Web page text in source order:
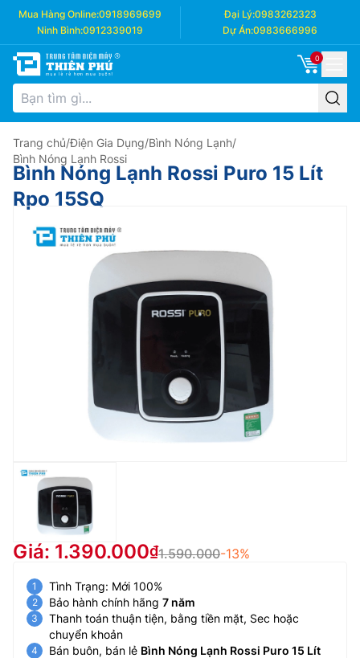
Mua Hàng Online:0918969699 Đại Lý:0983262323
Ninh Bình:0912339019 Dự Án:0983666996
0
Trang chủ/Điện Gia Dụng/Bình Nóng Lạnh/
Bình Nóng Lạnh Rossi
Bình Nóng Lạnh Rossi Puro 15 Lít
Rpo 15SQ
Giá: 1.390.000 1.590.000-13%
Tình Trạng: Mới 100%
Bảo hành chính hãng 7 năm
Thanh toán thuận tiện, bằng tiền mặt, Sec hoặc
chuyển khoản
Bán buôn, bán lẻ Bình Nóng Lạnh Rossi Puro 15 Lít